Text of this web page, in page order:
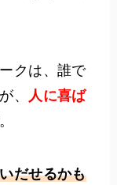
クは、誰で
、
人に喜ば
だせるかも